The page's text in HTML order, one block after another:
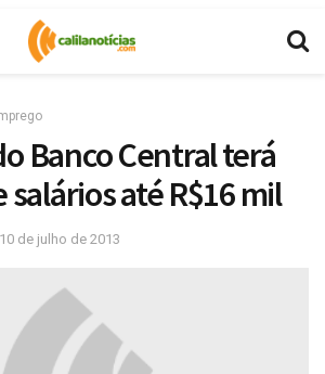
Banco Central terá
salários até R$16 mil
10 de julho de 2013